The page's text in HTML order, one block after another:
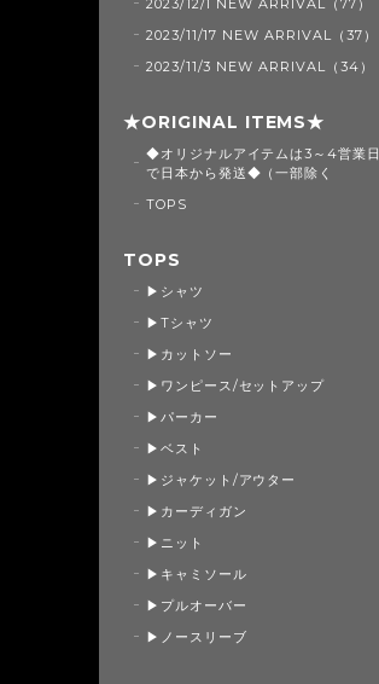
2023/12/1 NEW ARRIVAL（77）
2023/11/17 NEW ARRIVAL（37）
2023/11/3 NEW ARRIVAL（34）
★ORIGINAL ITEMS★
◆オリジナルアイテムは3～4営業日
で日本から発送◆（一部除く
TOPS
TOPS
▶シャツ
▶Tシャツ
▶カットソー
▶ワンピース/セットアップ
▶パーカー
▶ベスト
▶ジャケット/アウター
▶カーディガン
▶ニット
▶キャミソール
▶プルオーバー
▶ノースリーブ